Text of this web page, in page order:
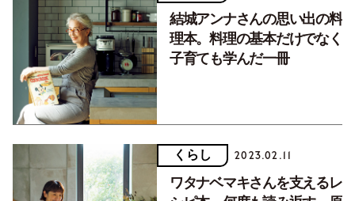
結城アンナさんの思い出の料
理本。料理の基本だけでなく
子育ても学んだ一冊
くらし 2023.02.11
ワタナベマキさんを支えるレ